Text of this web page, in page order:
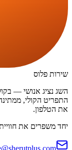
שירות פלוס
השג נציג אנושי —
התפריט הקולי,
את הטלפון.
יחד משפרים את